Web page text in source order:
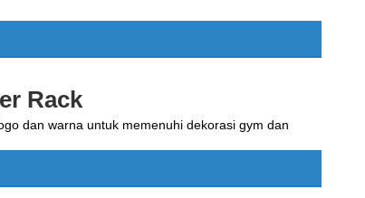
Rack
dan warna untuk memenuhi dekorasi gym dan